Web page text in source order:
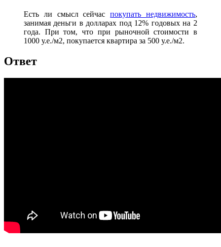
Есть ли смысл сейчаспокупать недвижимость,
занимая деньги в долларах под 12% годовых на 2
года. При том, что при рыночной стоимости в
1000 у.е./м2, покупается квартира за 500 у.е./м2.
Ответ